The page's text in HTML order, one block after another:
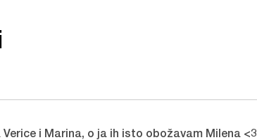
Verice i Marina, o ja ih isto obožavam Milena <3